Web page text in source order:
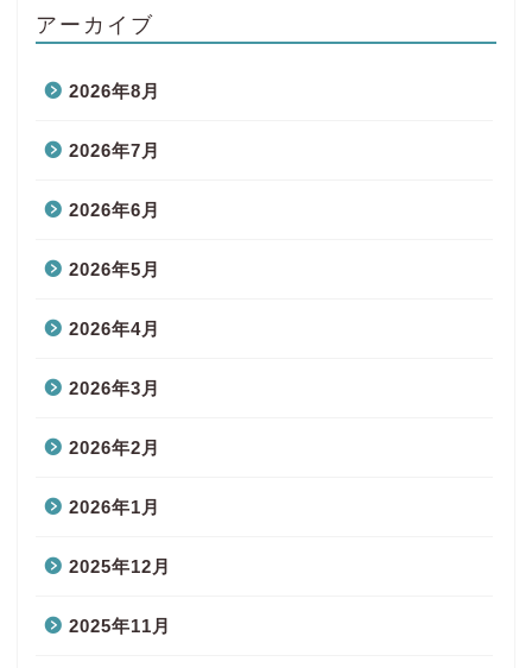
アーカイブ
2026年8月
2026年7月
2026年6月
2026年5月
2026年4月
2026年3月
2026年2月
2026年1月
2025年12月
2025年11月